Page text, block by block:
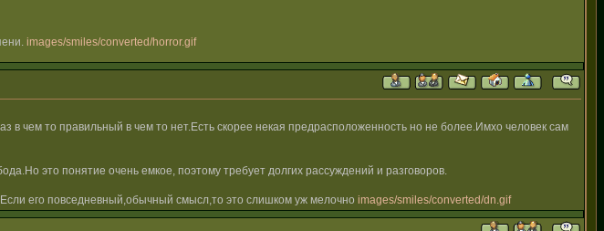
images/smiles/converted/horror.gif
в чем то правильный в чем то нет.Есть скорее некая предрасположенность но не более.Имхо человек сам
это понятие очень емкое, поэтому требует долгих рассуждений и разговоров.
его повседневный,обычный смысл,то это слишком уж мелочно images/smiles/converted/dn.gif